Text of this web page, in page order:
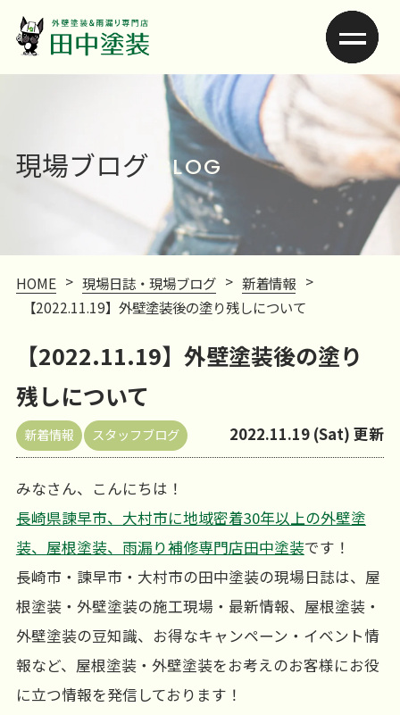
現場ブログ BLOG
HOME > 現場日誌・現場ブログ > 新着情報 >
【2022.11.19】外壁塗装後の塗り残しについて
【2022.11.19】外壁塗装後の塗り
残しについて
新着情報 スタッフブログ 2022.11.19 (Sat) 更新
みなさん、こんにちは！
長崎県諫早市、大村市に地域密着30年以上の外壁塗
装、屋根塗装、雨漏り補修専門店田中塗装です！
長崎市・諫早市・大村市の田中塗装の現場日誌は、屋
根塗装・外壁塗装の施工現場・最新情報、屋根塗装・
外壁塗装の豆知識、お得なキャンペーン・イベント情
報など、屋根塗装・外壁塗装をお考えのお客様にお役
に立つ情報を発信しております！